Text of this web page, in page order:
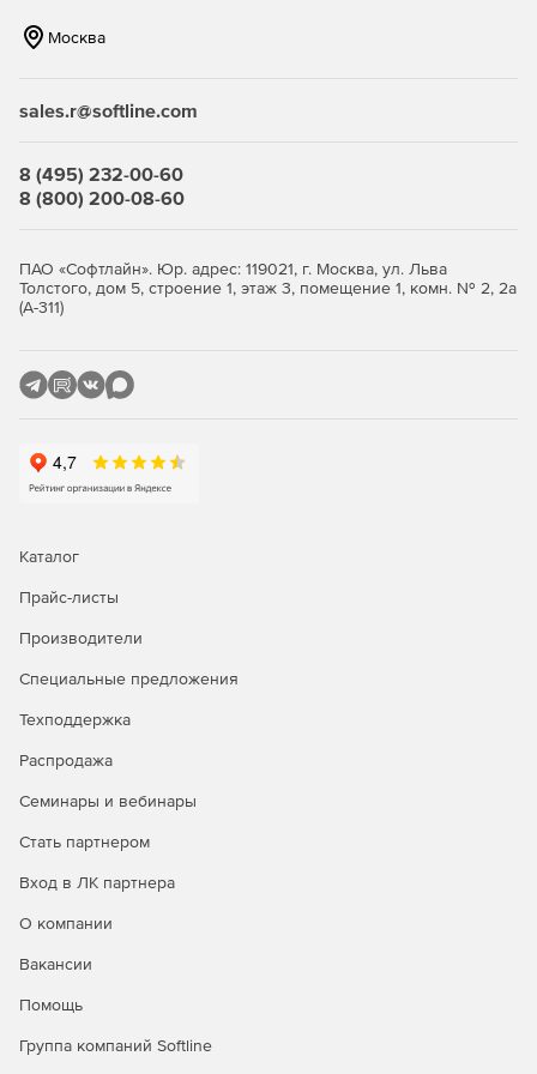
пользователям не нужно запоминать многочисленные
Москва
sales.r@softline.com
8 (495) 232-00-60
8 (800) 200-08-60
ПАО «Софтлайн». Юр. адрес: 119021, г. Москва, ул. Льва
Толстого, дом 5, строение 1, этаж 3, помещение 1, комн. № 2, 2а
(А-311)
Каталог
Прайс-листы
Производители
Специальные предложения
Техподдержка
Распродажа
Семинары и вебинары
Стать партнером
Вход в ЛК партнера
О компании
Вакансии
Помощь
Группа компаний Softline